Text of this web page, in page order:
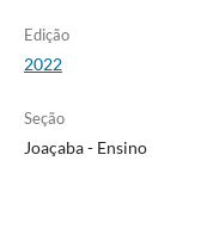
Edição
2022
Seção
Joaçaba - Ensino